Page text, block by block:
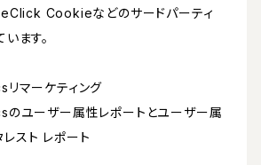
Cookieなどのサードパーティ
ます。
マーケティング
ユーザー属性レポートとユーザー属
スト レポート